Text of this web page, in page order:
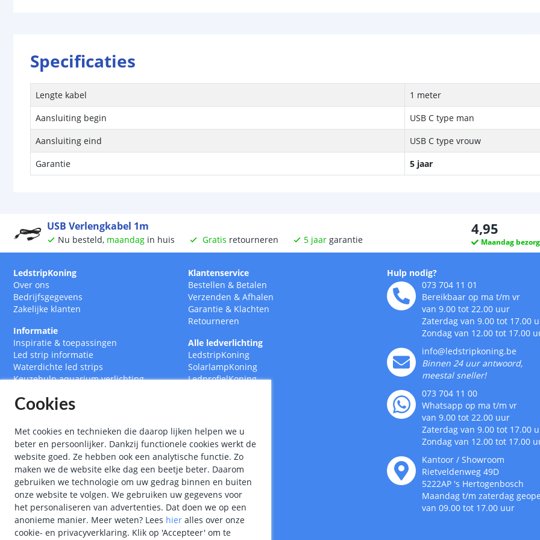
Specificaties
Lengte kabel
1 meter
Aansluiting begin
USB C type man
Aansluiting eind
USB C type vrouw
Garantie
5 jaar
USB Verlengkabel 1m
Nu besteld, maandag in huis Gratis retourneren 5 jaar garantie
4,95
Maandag
LedstripKoning
Over ons
Bedrijfsgegevens
Zakelijke klanten
Informatie
Inspiratie & toepassingen
Led strip informatie
Waterdichte led strips
Keuzehulp aquarium verlichting
RGB CCT Multicolor led strips
Led drivers
Ledstrips 12 Volt
Ledstrips 24 Volt
Ledstrip 5 meter
Ledstrip 10 meter
Klantenservice
Bestellen & Betalen
Verzenden & Afhalen
Garantie & Klachten
Retourneren
Alle ledverlichting
LedstripKoning
SolarlampKoning
LedprofielKoning
Hulp nodig?
073 704 11 01
Bereikbaar op ma t/m vr
van 9.00 tot 22.00 uur
Zaterdag van 9.00 tot 17.00
Zondag van 12.00 tot 17.00
info@ledstripkoning.be
Binnen 24 uur antwoord,
meestal sneller!
073 704 11 00
Whatsapp op ma t/m vr
van 9.00 tot 22.00 uur
Zaterdag van 9.00 tot 17.00
Zondag van 12.00 tot 17.00
Kantoor / Showroom
Rietveldenweg 49D
5222AP 's Hertogenbosch
Maandag t/m zaterdag
van 09.00 tot 17.00 uur
Cookies
Met cookies en technieken die daarop lijken helpen we u
beter en persoonlijker. Dankzij functionele cookies werkt de
website goed. Ze hebben ook een analytische functie. Zo
maken we de website elke dag een beetje beter. Daarom
gebruiken we technologie om uw gedrag binnen en buiten
onze website te volgen. We gebruiken uw gegevens voor
het personaliseren van advertenties. Dat doen we op een
anonieme manier. Meer weten? Lees hier alles over onze
cookie- en privacyverklaring. Klik op 'Accepteer' om te